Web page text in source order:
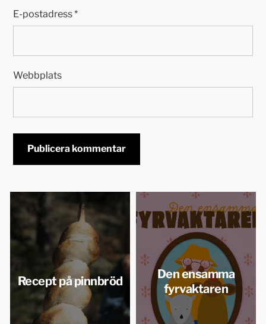
E-postadress*
Webbplats
Recept på pinnbröd
Den ensamma
fyrvaktaren